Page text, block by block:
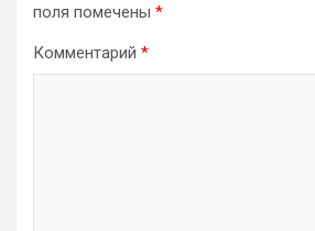
поля помечены *
Комментарий *